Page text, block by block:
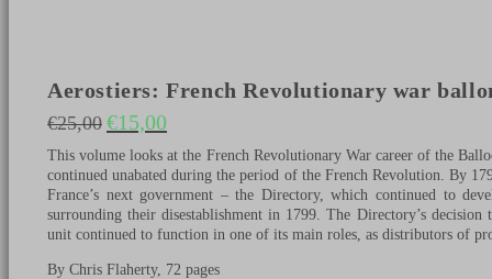
Aerostiers: French Revolutionary war
€25,00 Il prezzo originale era: €25,00.
€15,00
This volume looks at the French Revolutionary War career of the
continued unabated during the period of the French Revolution. By
France’s next government – the Directory, which continued to
surrounding their disestablishment in 1799. The Directory’s
unit continued to function in one of its main roles, as distributors of
By Chris Flaherty, 72 pages